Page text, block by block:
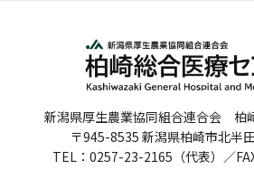
医療関係者の方へ
病院誌
新潟県厚生農業協同組合連合会 柏
〒945-8535 新潟県柏崎市北半
TEL：0257-23-2165（代表）／